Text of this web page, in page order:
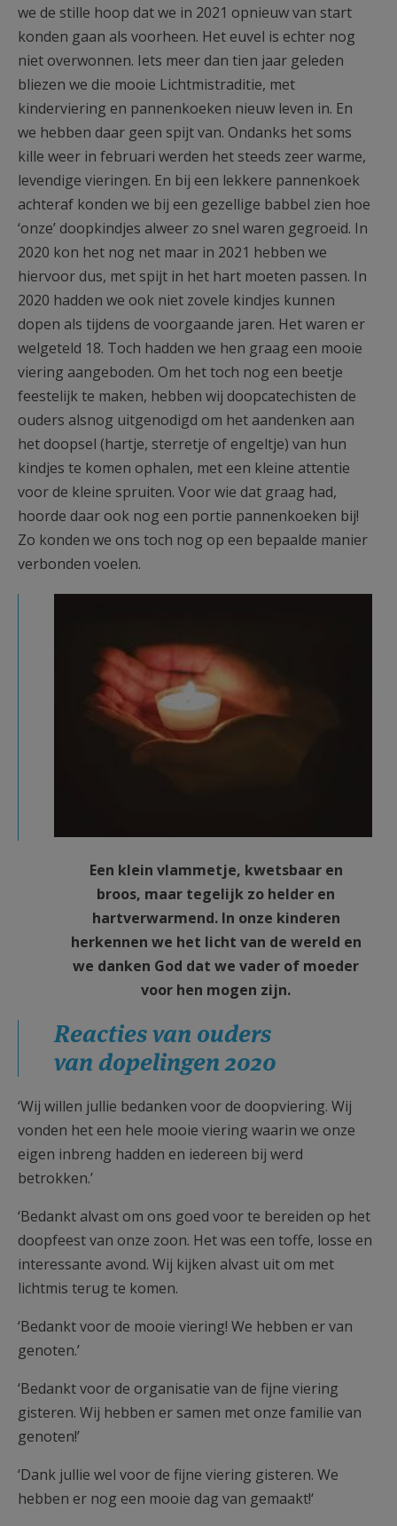
we de stille hoop dat we in 2021 opnieuw van start
konden gaan als voorheen. Het euvel is echter nog
niet overwonnen. Iets meer dan tien jaar geleden
bliezen we die mooie Lichtmistraditie, met
kinderviering en pannenkoeken nieuw leven in. En
we hebben daar geen spijt van. Ondanks het soms
kille weer in februari werden het steeds zeer warme,
levendige vieringen. En bij een lekkere pannenkoek
achteraf konden we bij een gezellige babbel zien hoe
‘onze’ doopkindjes alweer zo snel waren gegroeid. In
2020 kon het nog net maar in 2021 hebben we
hiervoor dus, met spijt in het hart moeten passen. In
2020 hadden we ook niet zovele kindjes kunnen
dopen als tijdens de voorgaande jaren. Het waren er
welgeteld 18. Toch hadden we hen graag een mooie
viering aangeboden. Om het toch nog een beetje
feestelijk te maken, hebben wij doopcatechisten de
ouders alsnog uitgenodigd om het aandenken aan
het doopsel (hartje, sterretje of engeltje) van hun
kindjes te komen ophalen, met een kleine attentie
voor de kleine spruiten. Voor wie dat graag had,
hoorde daar ook nog een portie pannenkoeken bij!
Zo konden we ons toch nog op een bepaalde manier
verbonden voelen.
Een klein vlammetje, kwetsbaar en
broos, maar tegelijk zo helder en
hartverwarmend. In onze kinderen
herkennen we het licht van de wereld en
we danken God dat we vader of moeder
voor hen mogen zijn.
Reacties van ouders
van dopelingen 2020
‘Wij willen jullie bedanken voor de doopviering. Wij
vonden het een hele mooie viering waarin we onze
eigen inbreng hadden en iedereen bij werd
betrokken.’
‘Bedankt alvast om ons goed voor te bereiden op het
doopfeest van onze zoon. Het was een toffe, losse en
interessante avond. Wij kijken alvast uit om met
lichtmis terug te komen.
‘Bedankt voor de mooie viering! We hebben er van
genoten.’
‘Bedankt voor de organisatie van de fijne viering
gisteren. Wij hebben er samen met onze familie van
genoten!’
‘Dank jullie wel voor de fijne viering gisteren. We
hebben er nog een mooie dag van gemaakt!‘